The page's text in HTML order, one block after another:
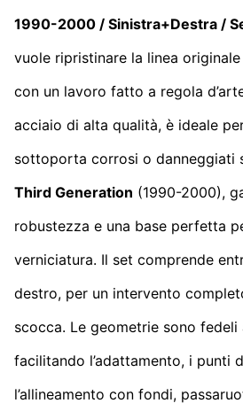
1990-2000 / Sinistra+Destra /
vuole ripristinare la linea
con un lavoro fatto a regola
acciaio di alta qualità, è ideale
sottoporta corrosi o danneggiati
Third Generation (1990-2000),
robustezza e una base perfetta
verniciatura. Il set comprende
destro, per un intervento
scocca. Le geometrie sono
facilitando l’adattamento, i punti
l’allineamento con fondi,